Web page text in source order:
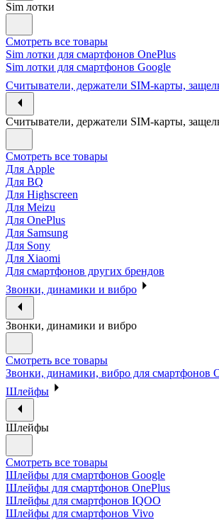
Sim лотки
Смотреть все товары
Sim лотки для смартфонов OnePlus
Sim лотки для смартфонов Google
Считыватели, держатели SIM-карты,
Считыватели, держатели SIM-карты,
Смотреть все товары
Для Apple
Для BQ
Для Highscreen
Для Meizu
Для OnePlus
Для Samsung
Для Sony
Для Xiaomi
Для смартфонов других брендов
Звонки, динамики и вибро
Звонки, динамики и вибро
Смотреть все товары
Звонки, динамики, вибро для смартфонов
Шлейфы
Шлейфы
Смотреть все товары
Шлейфы для смартфонов Google
Шлейфы для смартфонов OnePlus
Шлейфы для смартфонов IQOO
Шлейфы для смартфонов Vivo